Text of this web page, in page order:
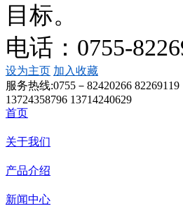
目标。
电话：0755-
设为主页 加入收藏
服务热线:0755－82420266 82269119
13724358796 13714240629
首页
关于我们
产品介绍
新闻中心